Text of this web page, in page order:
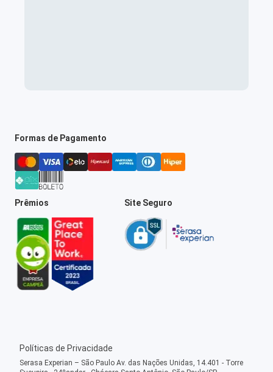
Formas de Pagamento
Prêmios Site Seguro
Políticas de Privacidade
Serasa Experian – São Paulo Av. das Nações Unidas, 14.401 - Torre